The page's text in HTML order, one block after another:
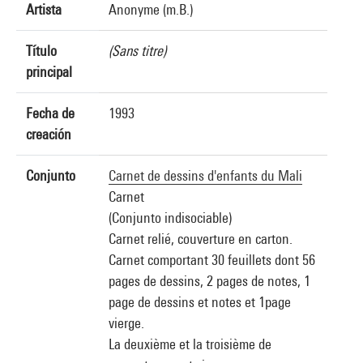
Artista Anonyme (m.B.)
Título
principal
(Sans titre)
Fecha de
creación
1993
Conjunto
Carnet de dessins d'enfants du Mali
Carnet
(Conjunto indisociable)
Carnet relié, couverture en carton.
Carnet comportant 30 feuillets dont 56
pages de dessins, 2 pages de notes, 1
page de dessins et notes et 1page
vierge.
La deuxième et la troisième de